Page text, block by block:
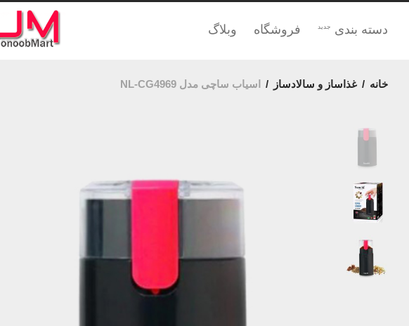
دسته بندی جدید فروشگاه وبلاگ
خانه / غذاساز و سالادساز / اسیاب ساچی مدل NL-CG4969